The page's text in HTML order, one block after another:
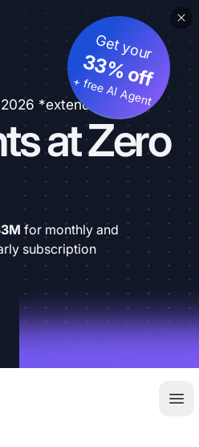
*extended
at Zero
Get your
33% off
+ free AI Agent
for monthly and
subscription